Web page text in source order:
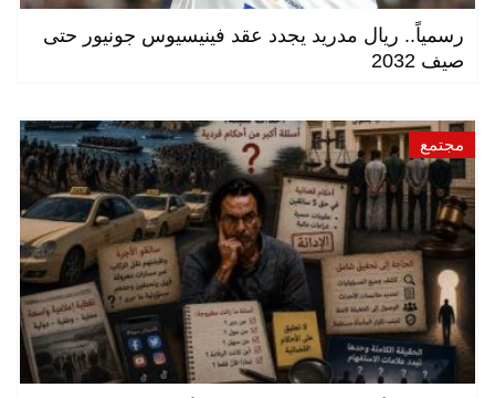
رسمياً.. ريال مدريد يجدد عقد فينيسيوس جونيور حتى
صيف 2032
مجتمع